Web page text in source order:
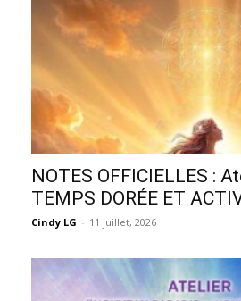
NOTES OFFICIELLES :
TEMPS DORÉE ET
Cindy LG - 11 juillet, 2026